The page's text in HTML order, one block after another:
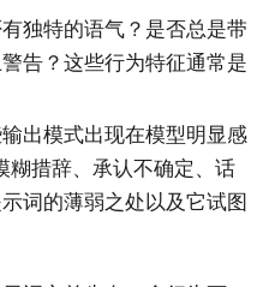
有独特的语气？是否总是带
告？这些行为特征通常是
输出模式出现在模型明显感
措辞、承认不确定、话
词的薄弱之处以及它试图